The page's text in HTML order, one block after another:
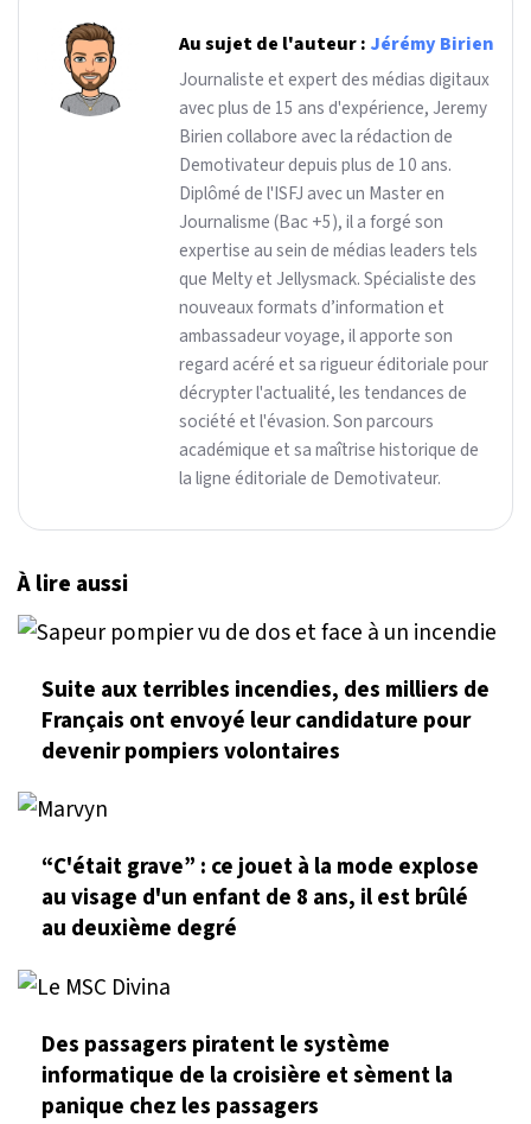
Au sujet de l'auteur : Jérémy Birien
Journaliste et expert des médias digitaux
avec plus de 15 ans d'expérience, Jeremy
Birien collabore avec la rédaction de
Demotivateur depuis plus de 10 ans.
Diplômé de l'ISFJ avec un Master en
Journalisme (Bac +5), il a forgé son
expertise au sein de médias leaders tels
que Melty et Jellysmack. Spécialiste des
nouveaux formats d’information et
ambassadeur voyage, il apporte son
regard acéré et sa rigueur éditoriale pour
décrypter l'actualité, les tendances de
société et l'évasion. Son parcours
académique et sa maîtrise historique de
la ligne éditoriale de Demotivateur.
À lire aussi
Suite aux terribles incendies, des milliers de
Français ont envoyé leur candidature pour
devenir pompiers volontaires
“C'était grave” : ce jouet à la mode explose
au visage d'un enfant de 8 ans, il est brûlé
au deuxième degré
Des passagers piratent le système
informatique de la croisière et sèment la
panique chez les passagers